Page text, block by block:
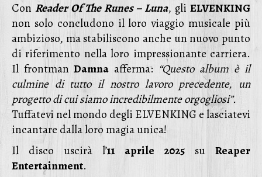
Con Reader Of The Runes – Luna, gli ELVENKING
non solo concludono il loro viaggio musicale più
ambizioso, ma stabiliscono anche un nuovo punto
di riferimento nella loro impressionante carriera.
Il frontman Damna afferma: “Questo album è il
culmine di tutto il nostro lavoro precedente, un
progetto di cui siamo incredibilmente orgogliosi”.
Tuffatevi nel mondo degli ELVENKING e lasciatevi
incantare dalla loro magia unica!
Il disco uscirà l’11 aprile 2025 su Reaper
Entertainment.